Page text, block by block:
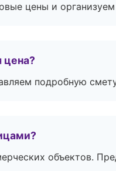
цены и организуем
цена?
подробную
объектов.